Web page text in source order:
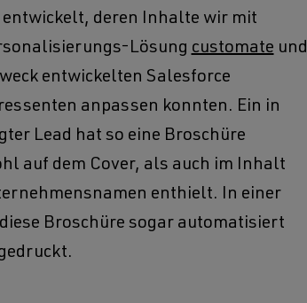
deren Inhalte wir mit
Lösung customate und
entwickelten Salesforce
anpassen konnten. Ein in
Lead hat so eine Broschüre
auf dem Cover, als auch im Inhalt
enthielt. In einer
Broschüre sogar automatisiert